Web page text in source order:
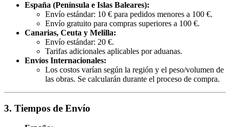
España (Península e Islas Baleares):
Envío estándar: 10 € para pedidos menores a 100 €.
Envío gratuito para compras superiores a 100 €.
Canarias, Ceuta y Melilla:
Envío estándar: 20 €.
Tarifas adicionales aplicables por aduanas.
Envíos Internacionales:
Los costos varían según la región y el peso/volumen de
las obras. Se calcularán durante el proceso de compra.
3. Tiempos de Envío